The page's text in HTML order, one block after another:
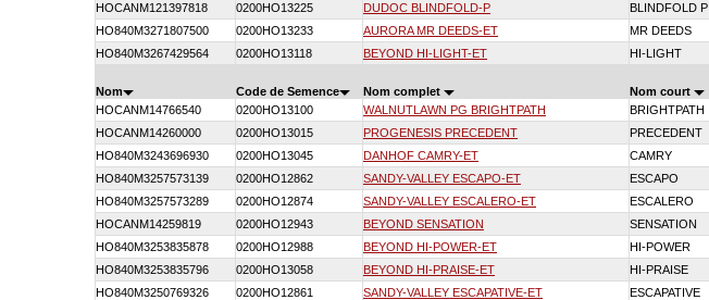
HOCANM121397818
0200HO13225 DUDOC BLINDFOLD-P BLINDFOLD P
HO840M3271807500
0200HO13233 AURORA MR DEEDS-ET MR DEEDS
HO840M3267429564
0200HO13118 BEYOND HI-LIGHT-ET HI-LIGHT
Nom Code de Semence Nom complet Nom court
HOCANM14766540
0200HO13100 WALNUTLAWN PG BRIGHTPATH BRIGHTPATH
HOCANM14260000
0200HO13015 PROGENESIS PRECEDENT PRECEDENT
HO840M3243696930
0200HO13045 DANHOF CAMRY-ET CAMRY
HO840M3257573139
0200HO12862 SANDY-VALLEY ESCAPO-ET ESCAPO
HO840M3257573289
0200HO12874 SANDY-VALLEY ESCALERO-ET ESCALERO
HOCANM14259819
0200HO12943 BEYOND SENSATION SENSATION
HO840M3253835878
0200HO12988 BEYOND HI-POWER-ET HI-POWER
HO840M3253835796
0200HO13058 BEYOND HI-PRAISE-ET HI-PRAISE
HO840M3250769326
0200HO12861 SANDY-VALLEY ESCAPATIVE-ET ESCAPATIVE